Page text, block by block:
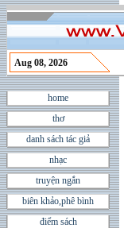
Aug 08, 2026
home
thơ
danh sách tác giả
nhạc
truyện ngắn
biên khảo,phê bình
điểm sách